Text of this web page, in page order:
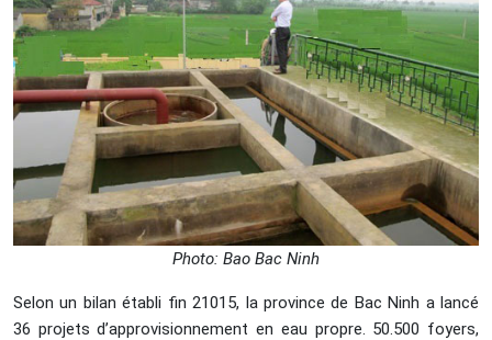
Photo: Bao Bac Ninh
Selon un bilan établi fin 21015, la province de Bac Ninh a lancé
36 projets d’approvisionnement en eau propre. 50.500 foyers,